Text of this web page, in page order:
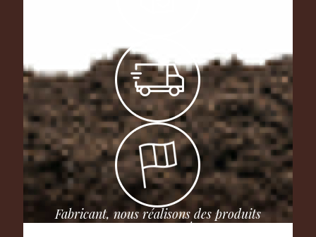
Fabricant, nous réalisons des produits
sur mesure !